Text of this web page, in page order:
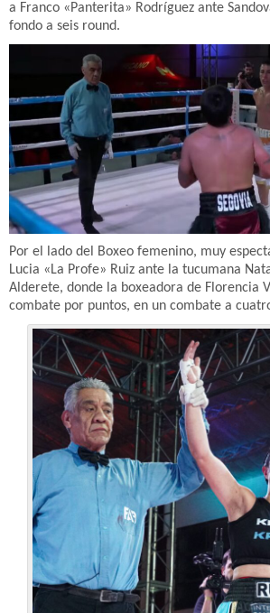
a Franco «Panterita» Rodríguez ante
fondo a seis round.
Por el lado del Boxeo femenino, muy
Lucia «La Profe» Ruiz ante la tucumana
Alderete, donde la boxeadora de Florencia
combate por puntos, en un combate a